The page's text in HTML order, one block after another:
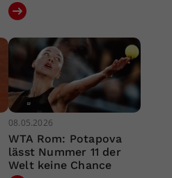
08.05.2026
WTA Rom: Potapova
lässt Nummer 11 der
Welt keine Chance